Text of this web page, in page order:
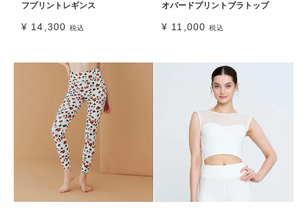
フプリントレギンス
¥ 14,300 税込
オパードプリントブラトップ
¥ 11,000 税込